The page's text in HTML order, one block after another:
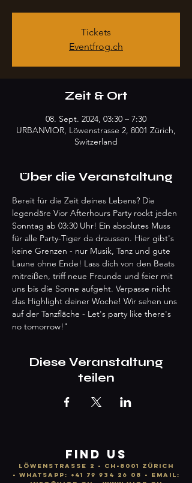
Tickets
Eventfrog.ch
Zeit & Ort
08. Sept. 2024, 03:30 – 7:30
URBANVIOR, Löwenstrasse 2, 8001 Zürich,
Switzerland
Über die Veranstaltung
Bereit für die Zeit deines Lebens? Die
legendäre Vior Afterhours Party rockt jeden
Sonntag ab 03:30 Uhr! Ein absolutes Muss
für alle Party-Tiger da draussen. Hier gibt's
keine Grenzen - nur Musik, Tanz und gute
Laune ohne Ende! Lass dich von den Beats
mitreißen, triff neue Freunde und feier mit
uns bis die Sonne aufgeht. Verpasse nicht
das Highlight deiner Woche! Wir sehen uns
auf der Tanzfläche - Let's party like there's
no tomorrow!"
Diese Veranstaltung
teilen
FIND US
LÖWENSTRASSE 2 - CH-8001 ZÜRICH
- WhatsApp: +41 79 934 26 08
- email: